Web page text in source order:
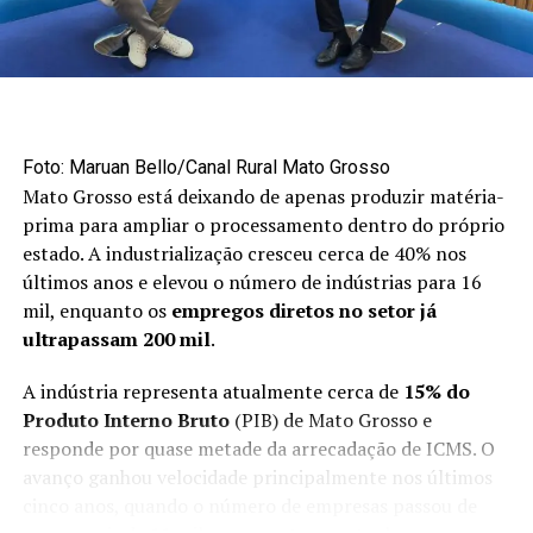
“Poderia ter sido mais não fosse o conflito no Oriente
Médio. Neste ano, embora tenhamos tido um aumento
Mercado externo concentra
oportunidades no primeiro semestre
Apesar do avanço das exportações, a maior parte da
produção brasileira de maçãs ainda permanece no
mercado interno. Cerca de 90% da fruta produzida no
país é destinada ao consumidor brasileiro.
O primeiro semestre é considerado uma janela
estratégica para as vendas externas porque coincide
com o período de entressafra do hemisfério norte,
Foto: Maruan Bello/Canal Rural Mato Grosso
Mato Grosso está deixando de apenas produzir matéria-
prima para ampliar o processamento dentro do próprio
estado. A industrialização cresceu cerca de 40% nos
últimos anos e elevou o número de indústrias para 16
mil, enquanto osempregos diretos no setor já
ultrapassam 200 mil.
A indústria representa atualmente cerca de 15% do
Produto Interno Bruto(PIB) de Mato Grosso e
responde por quase metade da arrecadação de ICMS. O
avanço ganhou velocidade principalmente nos últimos